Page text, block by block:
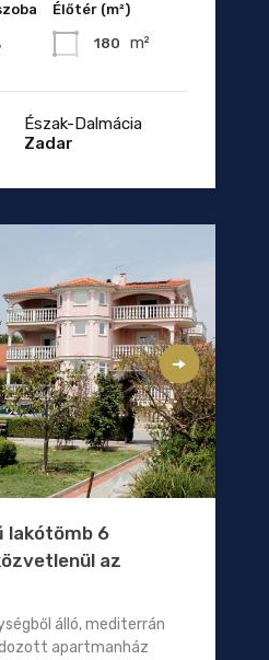
Élőtér (m²)
180 m²
Észak-Dalmácia
Zadar
lakótömb 6
az
álló, mediterrán
apartmanház